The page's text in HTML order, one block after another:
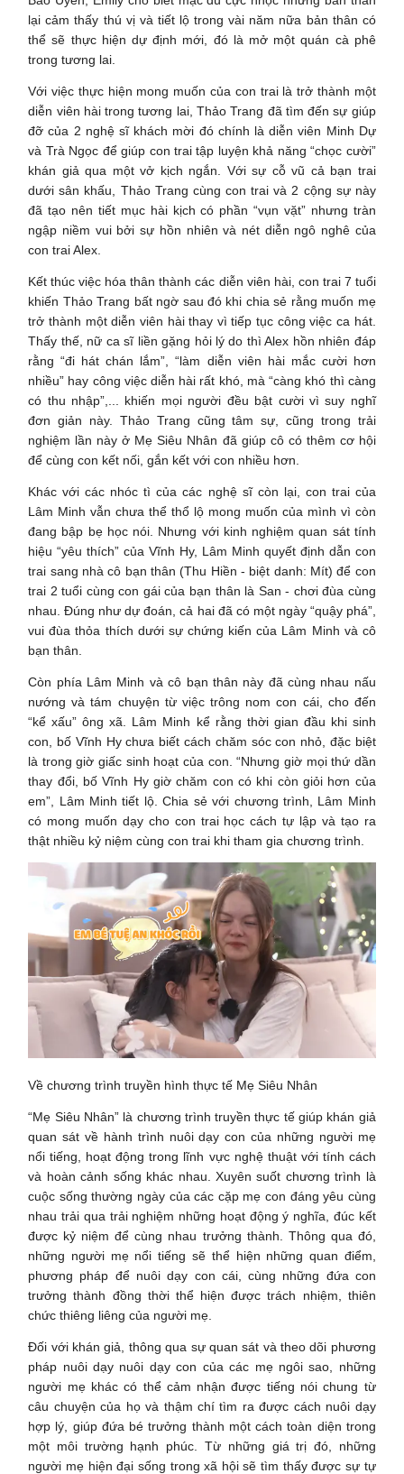
lại cảm thấy thú vị và tiết lộ trong vài năm nữa bản thân có
thể sẽ thực hiện dự định mới, đó là mở một quán cà phê
trong tương lai.
Với việc thực hiện mong muốn của con trai là trở thành một
diễn viên hài trong tương lai, Thảo Trang đã tìm đến sự giúp
đỡ của 2 nghệ sĩ khách mời đó chính là diễn viên Minh Dự
và Trà Ngọc để giúp con trai tập luyện khả năng “chọc cười”
khán giả qua một vở kịch ngắn. Với sự cỗ vũ cả bạn trai
dưới sân khấu, Thảo Trang cùng con trai và 2 cộng sự này
đã tạo nên tiết mục hài kịch có phần “vụn vặt” nhưng tràn
ngập niềm vui bởi sự hồn nhiên và nét diễn ngô nghê của
con trai Alex.
Kết thúc việc hóa thân thành các diễn viên hài, con trai 7 tuổi
khiến Thảo Trang bất ngờ sau đó khi chia sẻ rằng muốn mẹ
trở thành một diễn viên hài thay vì tiếp tục công việc ca hát.
Thấy thế, nữ ca sĩ liền gặng hỏi lý do thì Alex hồn nhiên đáp
rằng “đi hát chán lắm”, “làm diễn viên hài mắc cười hơn
nhiều” hay công việc diễn hài rất khó, mà “càng khó thì càng
có thu nhập”,... khiến mọi người đều bật cười vì suy nghĩ
đơn giản này. Thảo Trang cũng tâm sự, cũng trong trải
nghiệm lần này ở Mẹ Siêu Nhân đã giúp cô có thêm cơ hội
để cùng con kết nối, gắn kết với con nhiều hơn.
Khác với các nhóc tì của các nghệ sĩ còn lại, con trai của
Lâm Minh vẫn chưa thể thổ lộ mong muốn của mình vì còn
đang bập bẹ học nói. Nhưng với kinh nghiệm quan sát tính
hiệu “yêu thích” của Vĩnh Hy, Lâm Minh quyết định dẫn con
trai sang nhà cô bạn thân (Thu Hiền - biệt danh: Mít) để con
trai 2 tuổi cùng con gái của bạn thân là San - chơi đùa cùng
nhau. Đúng như dự đoán, cả hai đã có một ngày “quậy phá”,
vui đùa thỏa thích dưới sự chứng kiến của Lâm Minh và cô
bạn thân.
Còn phía Lâm Minh và cô bạn thân này đã cùng nhau nấu
nướng và tám chuyện từ việc trông nom con cái, cho đến
“kể xấu” ông xã. Lâm Minh kể rằng thời gian đầu khi sinh
con, bố Vĩnh Hy chưa biết cách chăm sóc con nhỏ, đặc biệt
là trong giờ giấc sinh hoạt của con. “Nhưng giờ mọi thứ dần
thay đổi, bố Vĩnh Hy giờ chăm con có khi còn giỏi hơn của
em”, Lâm Minh tiết lộ. Chia sẻ với chương trình, Lâm Minh
có mong muốn dạy cho con trai học cách tự lập và tạo ra
thật nhiều kỷ niệm cùng con trai khi tham gia chương trình.
Về chương trình truyền hình thực tế Mẹ Siêu Nhân
“Mẹ Siêu Nhân” là chương trình truyền thực tế giúp khán giả
quan sát về hành trình nuôi dạy con của những người mẹ
nổi tiếng, hoạt động trong lĩnh vực nghệ thuật với tính cách
và hoàn cảnh sống khác nhau. Xuyên suốt chương trình là
cuộc sống thường ngày của các cặp mẹ con đáng yêu cùng
nhau trải qua trải nghiệm những hoạt động ý nghĩa, đúc kết
được kỷ niệm để cùng nhau trưởng thành. Thông qua đó,
những người mẹ nổi tiếng sẽ thể hiện những quan điểm,
phương pháp để nuôi dạy con cái, cùng những đứa con
trưởng thành đồng thời thể hiện được trách nhiệm, thiên
chức thiêng liêng của người mẹ.
Đối với khán giả, thông qua sự quan sát và theo dõi phương
pháp nuôi dạy nuôi dạy con của các mẹ ngôi sao, những
người mẹ khác có thể cảm nhận được tiếng nói chung từ
câu chuyện của họ và thậm chí tìm ra được cách nuôi dạy
hợp lý, giúp đứa bé trưởng thành một cách toàn diện trong
một môi trường hạnh phúc. Từ những giá trị đó, những
người mẹ hiện đại sống trong xã hội sẽ tìm thấy được sự tự